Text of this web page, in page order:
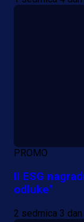
PROMO
II ESG
odluke"
2 sedmica 3 dan